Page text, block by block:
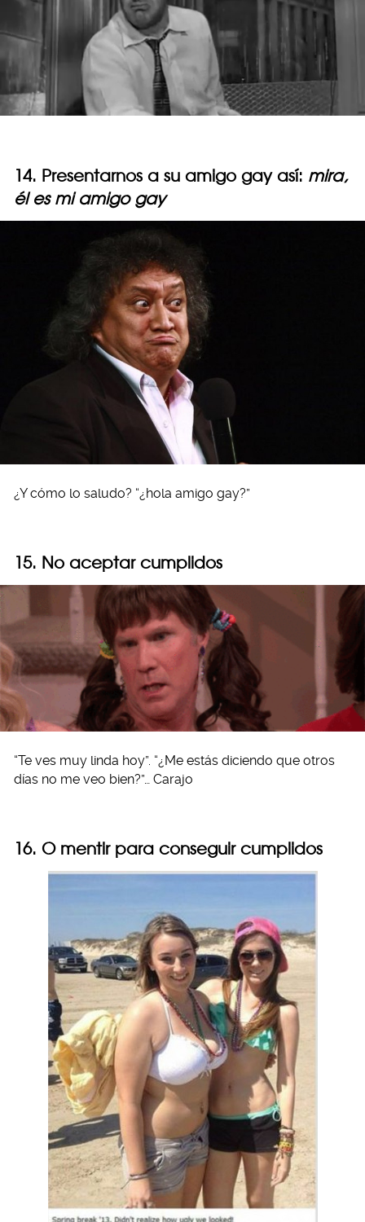
14. Presentarnos a su amigo gay así: mira,
él es mi amigo gay
¿Y cómo lo saludo? “¿hola amigo gay?”
15. No aceptar cumplidos
“Te ves muy linda hoy”. “¿Me estás diciendo que otros
días no me veo bien?”… Carajo
16. O mentir para conseguir cumplidos